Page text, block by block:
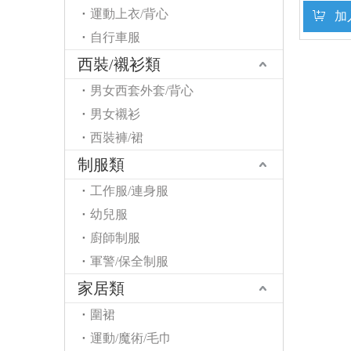
運動上衣/背心
自行車服
西裝/襯衫類
男女西套外套/背心
男女襯衫
西裝褲/裙
制服類
工作服/連身服
幼兒服
廚師制服
軍警/保全制服
家居類
圍裙
運動/魔術/毛巾
加